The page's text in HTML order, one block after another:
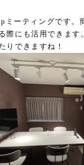
ミーティングです。
際にも活用できます
りできますね！